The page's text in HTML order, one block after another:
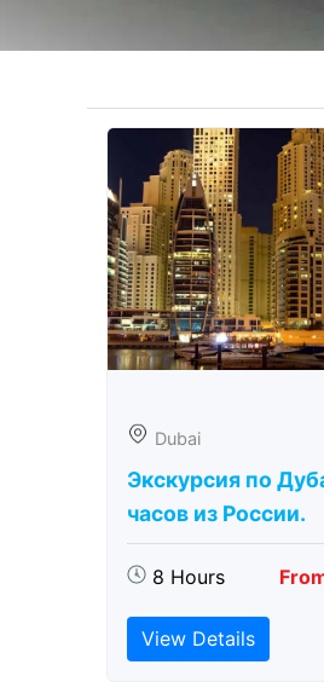
Dubai
Экскурсия по
часов из России.
8 Hours
View Details